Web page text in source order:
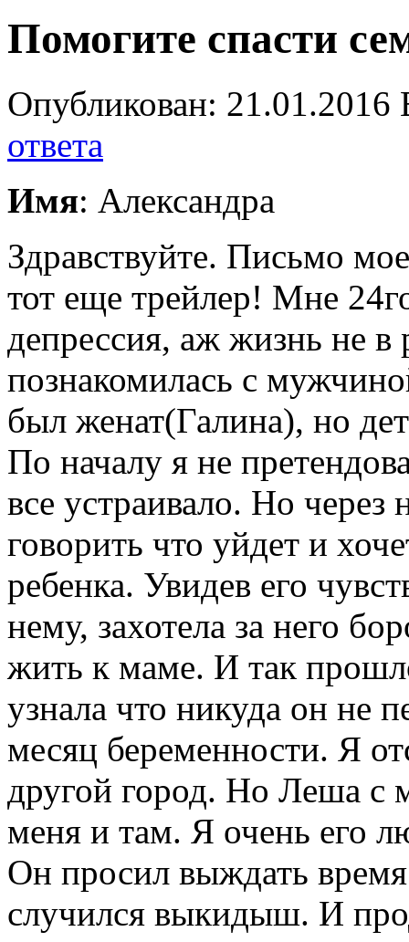
Помогите спасти
Опубликован:
ответа
Имя: Александра
Здравствуйте. Письмо
тот еще трейлер! Мне
депрессия, аж жизнь не в
познакомилась с
был женат(Галина), но
По началу я не
все устраивало. Но через
говорить что уйдет и
ребенка. Увидев его
нему, захотела за него
жить к маме. И так
узнала что никуда он не
месяц беременности. Я
другой город. Но Леша с
меня и там. Я очень его
Он просил выждать
случился выкидыш. И